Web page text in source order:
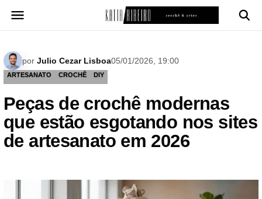
para
por Julio Cezar Lisboa05/01/2026, 19:00
ARTESANATO CROCHÊ DIY
Peças de crochê modernas
que estão esgotando nos sites
de artesanato em 2026